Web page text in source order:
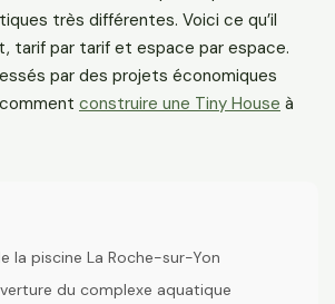
très différentes. Voici ce qu’il
tarif par tarif et espace par espace.
par des projets économiques
construire une Tiny House à
la piscine La Roche-sur-Yon
du complexe aquatique